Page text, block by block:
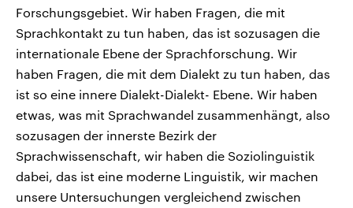
Forschungsgebiet. Wir haben Fragen, die mit
Sprachkontakt zu tun haben, das ist sozusagen die
internationale Ebene der Sprachforschung. Wir
haben Fragen, die mit dem Dialekt zu tun haben, das
ist so eine innere Dialekt-Dialekt- Ebene. Wir haben
etwas, was mit Sprachwandel zusammenhängt, also
sozusagen der innerste Bezirk der
Sprachwissenschaft, wir haben die Soziolinguistik
dabei, das ist eine moderne Linguistik, wir machen
unsere Untersuchungen vergleichend zwischen